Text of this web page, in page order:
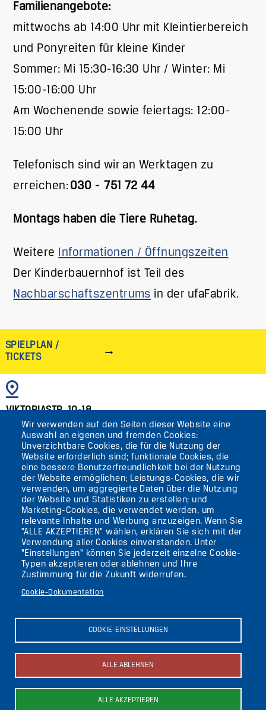
Wir verwenden auf den Seiten dieser Website eine
Auswahl an eigenen und fremden Cookies:
Unverzichtbare Cookies, die für die Nutzung der
Website erforderlich sind; funktionale Cookies, die
eine bessere Benutzerfreundlichkeit bei der Nutzung
der Website ermöglichen; Leistungs-Cookies, die wir
verwenden, um aggregierte Daten über die Nutzung
der Website und Statistiken zu erstellen; und
Marketing-Cookies, die verwendet werden, um
relevante Inhalte und Werbung anzuzeigen. Wenn Sie
"ALLE AKZEPTIEREN" wählen, erklären Sie sich mit der
Verwendung aller Cookies einverstanden. Unter
"Einstellungen" können Sie jederzeit einzelne Cookie-
Typen akzeptieren oder ablehnen und Ihre
Zustimmung für die Zukunft widerrufen.
Cookie-Dokumentation
COOKIE-EINSTELLUNGEN
ALLE ABLEHNEN
ALLE AKZEPTIEREN
Familienangebote:
mittwochs ab 14:00 Uhr mit Kleintierbereich
und Ponyreiten für kleine Kinder
Sommer: Mi 15:30-16:30 Uhr / Winter: Mi
15:00-16:00 Uhr
Am Wochenende sowie feiertags: 12:00-
15:00 Uhr
Telefonisch sind wir an Werktagen zu
erreichen:030 - 751 72 44
Montags haben die Tiere Ruhetag.
Weitere
Informationen / Öffnungszeiten
Der Kinderbauernhof ist Teil des
Nachbarschaftszentrums in der ufaFabrik.
SPIELPLAN /
TICKETS
BILD
VIKTORIASTR. 10-18
12105 BERLIN
TEMPELHOF
AKTUELLES
KONTAKT
DIE UFAFABRIK
BERLIN
Suche
Secondary
menu
(GERMAN)
Newsletter abonnieren